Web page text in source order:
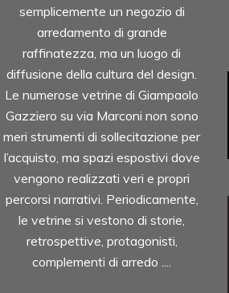
semplicemente un negozio di
arredamento di grande
raffinatezza, ma un luogo di
diffusione della cultura del design.
Le numerose vetrine di Giampaolo
Gazziero su via Marconi non sono
meri strumenti di sollecitazione per
l’acquisto, ma spazi espostivi dove
vengono realizzati veri e propri
percorsi narrativi. Periodicamente,
le vetrine si vestono di storie,
retrospettive, protagonisti,
complementi di arredo ....